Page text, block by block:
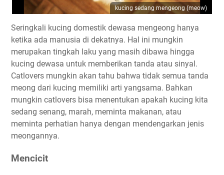
kucing sedang mengeong (meow)
Seringkali kucing domestik dewasa mengeong hanya
ketika ada manusia di dekatnya. Hal ini mungkin
merupakan tingkah laku yang masih dibawa hingga
kucing dewasa untuk memberikan tanda atau sinyal.
Catlovers mungkin akan tahu bahwa tidak semua tanda
meong dari kucing memiliki arti yangsama. Bahkan
mungkin catlovers bisa menentukan apakah kucing kita
sedang senang, marah, meminta makanan, atau
meminta perhatian hanya dengan mendengarkan jenis
meongannya.
Mencicit